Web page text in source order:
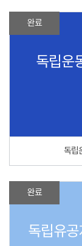
완료
독립운
독립
완료
독립유